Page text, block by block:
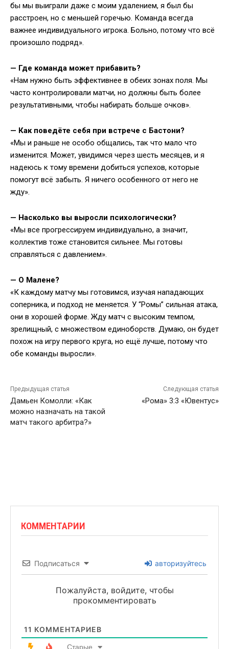
бы мы выиграли даже с моим удалением, я был бы
расстроен, но с меньшей горечью. Команда всегда
важнее индивидуального игрока. Больно, потому что всё
произошло подряд».
— Где команда может прибавить?
«Нам нужно быть эффективнее в обеих зонах поля. Мы
часто контролировали матчи, но должны быть более
результативными, чтобы набирать больше очков».
— Как поведёте себя при встрече с Бастони?
«Мы и раньше не особо общались, так что мало что
изменится. Может, увидимся через шесть месяцев, и я
надеюсь к тому времени добиться успехов, которые
помогут всё забыть. Я ничего особенного от него не
жду».
— Насколько вы выросли психологически?
«Мы все прогрессируем индивидуально, а значит,
коллектив тоже становится сильнее. Мы готовы
справляться с давлением».
— О Малене?
«К каждому матчу мы готовимся, изучая нападающих
соперника, и подход не меняется. У “Ромы” сильная атака,
они в хорошей форме. Жду матч с высоким темпом,
зрелищный, с множеством единоборств. Думаю, он будет
похож на игру первого круга, но ещё лучше, потому что
обе команды выросли».
Предыдущая статья
Дамьен Комолли: «Как
можно назначать на такой
матч такого арбитра?»
Следующая статья
«Рома» 3:3 «Ювентус»
КОММЕНТАРИИ
Подписаться авторизуйтесь
Пожалуйста, войдите, чтобы
прокомментировать
11 КОММЕНТАРИЕВ
Старые